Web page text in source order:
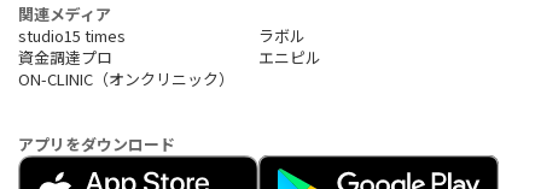
関連メディア
studio15 times
ラボル
資金調達プロ
エニピル
ON-CLINIC（オンクリニック）
アプリをダウンロード